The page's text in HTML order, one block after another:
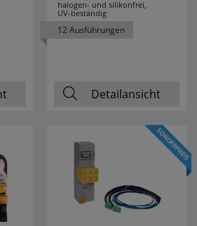
halogen- und silikonfrei,
UV-beständig
12 Ausführungen
Detailansicht